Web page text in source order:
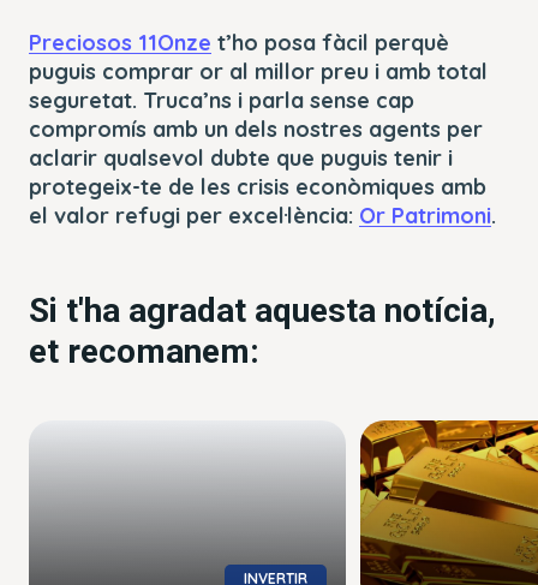
Preciosos 11Onze t’ho posa fàcil perquè
puguis comprar or al millor preu i amb total
seguretat. Truca’ns i parla sense cap
compromís amb un dels nostres agents per
aclarir qualsevol dubte que puguis tenir i
protegeix-te de les crisis econòmiques amb
el valor refugi per excel·lència: Or Patrimoni.
Si t'ha agradat aquesta notícia,
et recomanem:
INVERTIR